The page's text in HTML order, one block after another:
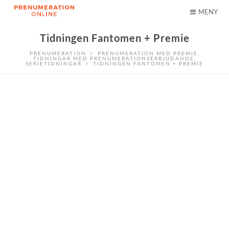
MENY
Tidningen Fantomen + Premie
PRENUMERATION PRENUMERATION MED PREMIE
TIDNINGAR MED PRENUMERATIONSERBJUDANDE
SERIETIDNINGAR
TIDNINGEN FANTOMEN + PREMIE